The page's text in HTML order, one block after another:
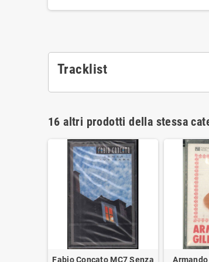
Tracklist
16 altri prodotti della stessa
Fabio Concato MC7 Senza